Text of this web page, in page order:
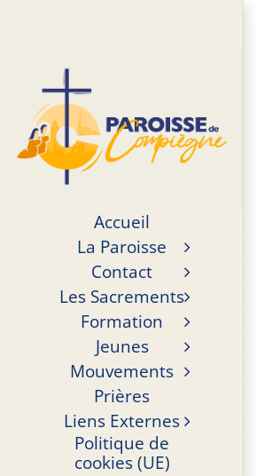
Accueil
La Paroisse
Contact
Les Sacrements
Formation
Jeunes
Mouvements
Prières
Liens Externes
Politique de
cookies (UE)